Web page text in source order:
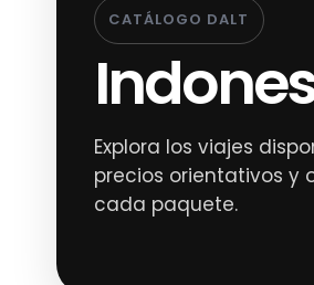
CATÁLOGO DALT
Explora los viajes
precios orientativos y
cada paquete.